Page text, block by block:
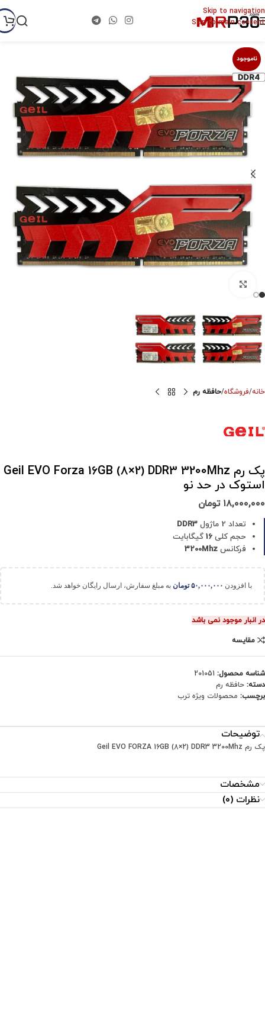
Skip to navigation
Skip to main content
ناموجود
خانه فروشگاه حافظه رم
پک رم Geil EVO Forza 16GB (8×2) DDR3 3200Mhz
استوک در حد نو
۱۸,۰۰۰,۰۰۰ تومان
تعداد 2 ماژول
DDR3
حجم کلی 16 گیگابایت
فرکانس 3200Mhz
با افزودن ۵۰,۰۰۰,۰۰۰ تومان به مبلغ سفارش، ارسال رایگان خواهد شد.
در انبار موجود نمی باشد
مقایسه
شناسه محصول: 201051
دسته: حافظه رم
برچسب: محصولات ویژه ترب
توضیحات
پک رم Geil EVO FORZA 16GB (8×2) DDR3 3200Mhz
مشخصات
نظرات (0)